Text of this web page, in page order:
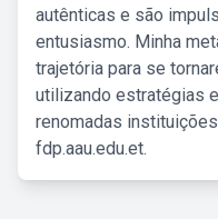
autênticas e são
entusiasmo. Minha
trajetória para se
utilizando estratégias
renomadas
fdp.aau.edu.et.